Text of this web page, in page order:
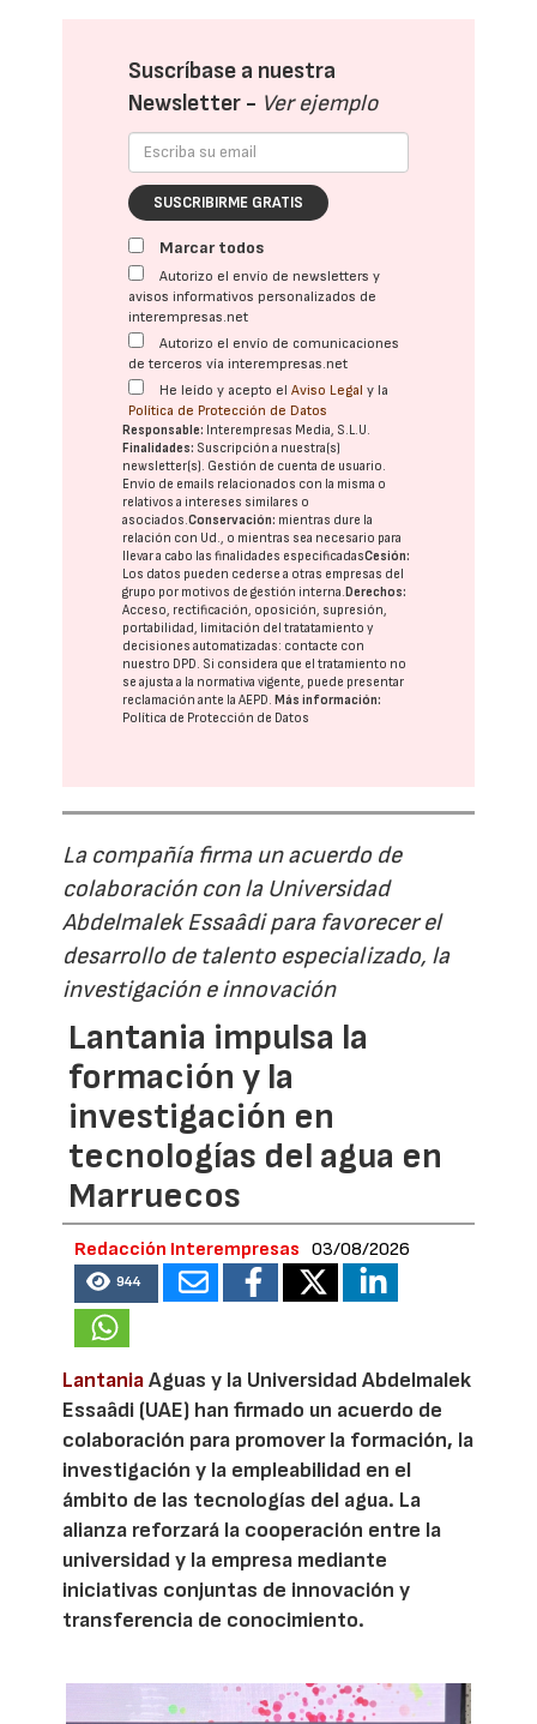
Suscríbase a nuestra
Newsletter - Ver ejemplo
SUSCRIBIRME GRATIS
Marcar todos
Autorizo el envío de newsletters y
avisos informativos personalizados de
interempresas.net
Autorizo el envío de comunicaciones
de terceros vía interempresas.net
He leído y acepto elAviso Legal y la
Política de Protección de Datos
Responsable: Interempresas Media, S.L.U.
Finalidades: Suscripción a nuestra(s)
newsletter(s). Gestión de cuenta de usuario.
Envío de emails relacionados con la misma o
relativos a intereses similares o
asociados.Conservación: mientras dure la
relación con Ud., o mientras sea necesario para
llevar a cabo las finalidades especificadasCesión:
Los datos pueden cederse a otras empresas del
grupo por motivos de gestión interna.Derechos:
Acceso, rectificación, oposición, supresión,
portabilidad, limitación del tratatamiento y
decisiones automatizadas: contacte con
nuestro DPD. Si considera que el tratamiento no
se ajusta a la normativa vigente, puede presentar
reclamación ante laAEPD.Más información:
Política de Protección de Datos
La compañía firma un acuerdo de
colaboración con la Universidad
Abdelmalek Essaâdi para favorecer el
desarrollo de talento especializado, la
investigación e innovación
Lantania impulsa la
formación y la
investigación en
tecnologías del agua en
Marruecos
Redacción Interempresas 03/08/2026
944
LantaniaAguas y la Universidad Abdelmalek
Essaâdi (UAE) han firmado un acuerdo de
colaboración para promover la formación, la
investigación y la empleabilidad en el
ámbito de las tecnologías del agua. La
alianza reforzará la cooperación entre la
universidad y la empresa mediante
iniciativas conjuntas de innovación y
transferencia de conocimiento.